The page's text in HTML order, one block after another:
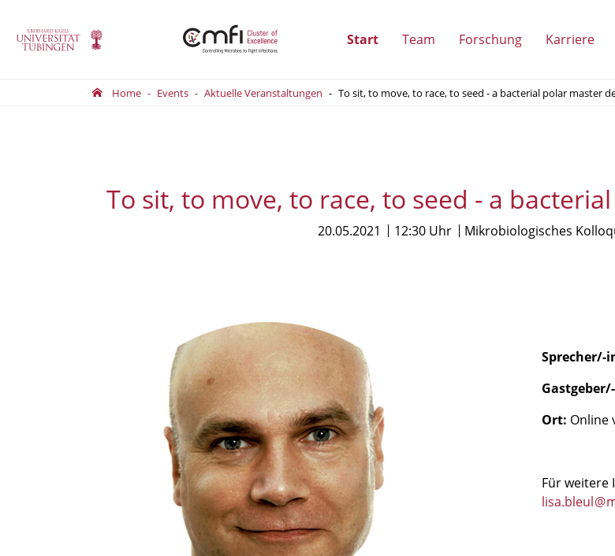
Start Team (Unterpunkte
Forschung(Unterpunkte
Karriere
Home Events Aktuelle Veranstaltungen To sit, to move, to race, to seed - a bacterial polar master
To sit, to move, to race, to seed - a
20.05.2021 12:30 Uhr Mikrobiologisches
Sprecher/-
Ort: Online
Für weitere
lisa.bleul@